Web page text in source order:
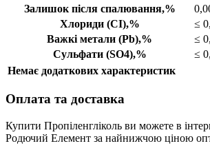
Залишок після спалювання,%
Хлориди (CI),%
≤
Важкі метали (Pb),%
≤
Сульфати (SO4),%
≤
Немає додаткових характеристик
Оплата та доставка
Купити Пропіленгліколь ви можете в
Родючий Елемент за найнижчою ціною